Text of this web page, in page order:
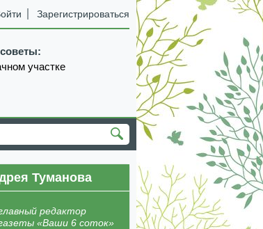
Зарегистрироваться
участке
Туманова
редактор
«Ваши 6 соток»